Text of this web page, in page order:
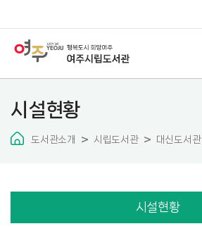
시설현황
도서관소개 시립도서관 대신도서관
시설현황